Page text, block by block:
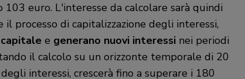
euro. L'interesse da calcolare sarà quindi
processo di capitalizzazione degli interessi,
e generano nuovi interessi nei periodi
il calcolo su un orizzonte temporale di 20
interessi, crescerà fino a superare i 180